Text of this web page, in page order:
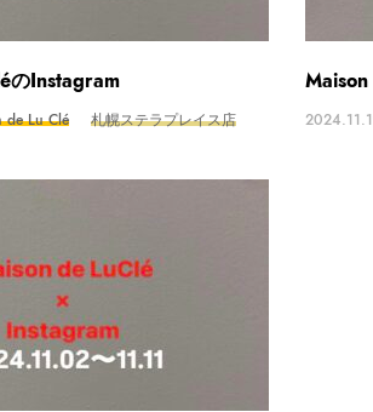
のInstagram
de Lu Clé 札幌ステラプレイス店